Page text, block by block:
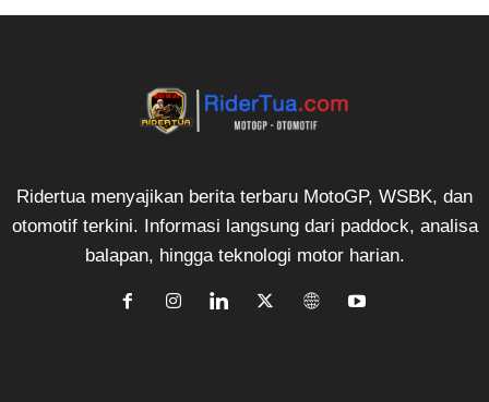
Ridertua menyajikan berita terbaru MotoGP, WSBK, dan
otomotif terkini. Informasi langsung dari paddock, analisa
balapan, hingga teknologi motor harian.